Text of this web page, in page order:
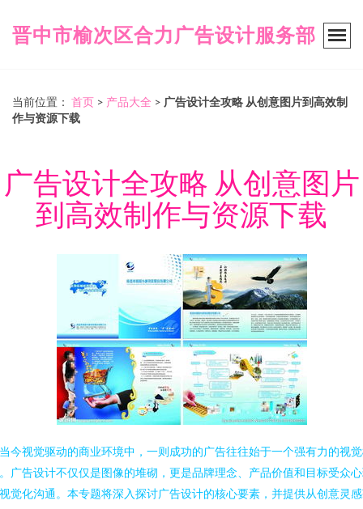
晋中市榆次区合力广告设计服务部
当前位置： 首页 > 产品大全 > 广告设计全攻略 从创意图片到高效制
作与资源下载
广告设计全攻略 从创意图片
到高效制作与资源下载
今视觉驱动的商业环境中，一则成功的广告往往始于一个强有力的视
广告设计不仅仅是图像的堆砌，更是品牌理念、产品价值和目标受众
觉化沟通。本专题将深入探讨广告设计的核心要素，并提供从创意灵